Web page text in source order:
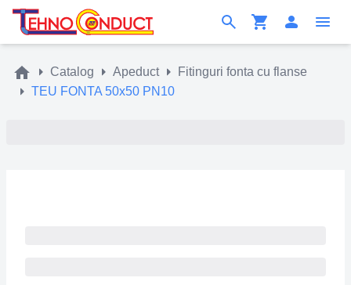
Catalog Apeduct
Fitinguri fonta cu flanse
TEU FONTA 50x50 PN10